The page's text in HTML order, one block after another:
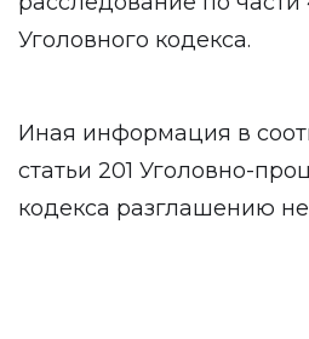
Уголовного кодекса.
Иная информация в
статьи 201 Уголовно-
кодекса разглашению